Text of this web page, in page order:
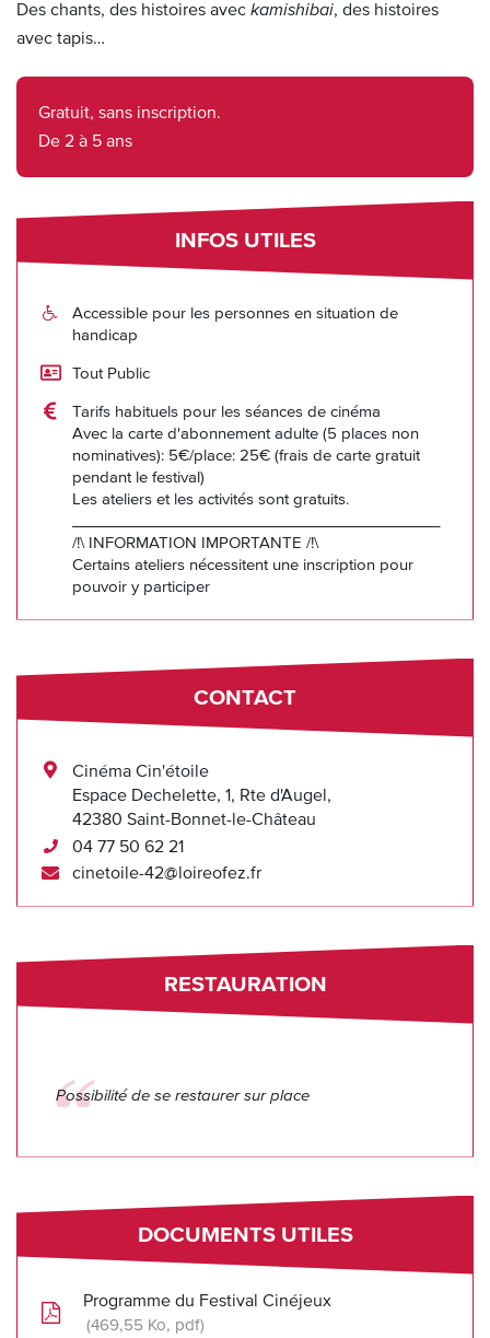
Des chants, des histoires avec kamishibai, des histoires
avec tapis…
Gratuit, sans inscription.
De 2 à 5 ans
INFOS UTILES
Accessible pour les personnes en situation de
handicap
Tout Public
Tarifs habituels pour les séances de cinéma
Avec la carte d'abonnement adulte (5 places non
nominatives): 5€/place: 25€ (frais de carte gratuit
pendant le festival)
Les ateliers et les activités sont gratuits.
/!\ INFORMATION IMPORTANTE /!\
Certains ateliers nécessitent une inscription pour
pouvoir y participer
CONTACT
Cinéma Cin'étoile
Espace Dechelette, 1, Rte d'Augel,
42380 Saint-Bonnet-le-Château
04 77 50 62 21
cinetoile-42@loireofez.fr
RESTAURATION
Possibilité de se restaurer sur place
DOCUMENTS UTILES
Programme du Festival Cinéjeux
469,55 Ko, pdf